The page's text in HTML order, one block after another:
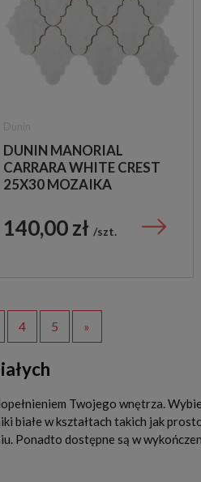
DUNIN MANORIAL
CARRARA WHITE CREST
25X30 MOZAIKA
140,00 zł szt.
4 5 »
Twojego wnętrza.
w kształtach takich jak
Ponadto dostępne są w